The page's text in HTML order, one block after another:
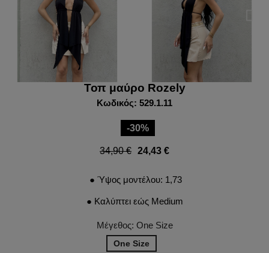
Τοπ μαύρο Rozely
Κωδικός: 529.1.11
-30%
34,90 € 24,43 €
● Ύψος μοντέλου: 1,73
● Καλύπτει εώς Medium
Μέγεθος: One Size
One Size